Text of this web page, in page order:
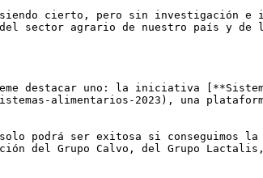
cierto, pero sin investigación e
sector agrario de nuestro país y de
destacar uno: la iniciativa
alimentarios-2023), una
podrá ser exitosa si conseguimos
del Grupo Calvo, del Grupo